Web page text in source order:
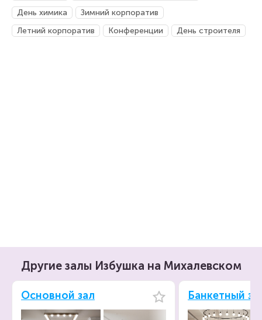
День химика
Зимний корпоратив
Летний корпоратив
Конференции День строителя
Другие залы Избушка на Михалевском
Основной зал Банкетный